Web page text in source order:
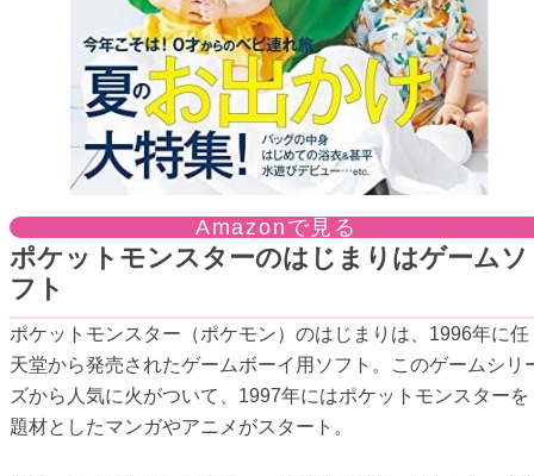
Amazonで見る
ポケットモンスターのはじまりはゲームソ
フト
ポケットモンスター（ポケモン）のはじまりは、1996年に任
天堂から発売されたゲームボーイ用ソフト。このゲームシリ
ズから人気に火がついて、1997年にはポケットモンスターを
題材としたマンガやアニメがスタート。